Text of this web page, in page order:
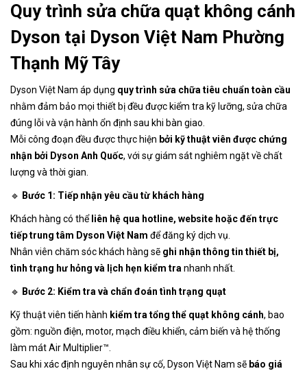
Quy trình sửa chữa quạt không cánh
Dyson tại Dyson Việt Nam Phường
Thạnh Mỹ Tây
Dyson Việt Nam áp dụng quy trình sửa chữa tiêu chuẩn toàn cầu
nhằm đảm bảo mọi thiết bị đều được kiểm tra kỹ lưỡng, sửa chữa
đúng lỗi và vận hành ổn định sau khi bàn giao.
Mỗi công đoạn đều được thực hiện bởi kỹ thuật viên được chứng
nhận bởi Dyson Anh Quốc, với sự giám sát nghiêm ngặt về chất
lượng và thời gian.
🔹 Bước 1: Tiếp nhận yêu cầu từ khách hàng
Khách hàng có thể liên hệ qua hotline, website hoặc đến trực
tiếp trung tâm Dyson Việt Nam để đăng ký dịch vụ.
Nhân viên chăm sóc khách hàng sẽ ghi nhận thông tin thiết bị,
tình trạng hư hỏng và lịch hẹn kiểm tranhanh nhất.
🔹 Bước 2: Kiểm tra và chẩn đoán tình trạng quạt
Kỹ thuật viên tiến hành kiểm tra tổng thể quạt không cánh, bao
gồm: nguồn điện, motor, mạch điều khiển, cảm biến và hệ thống
làm mát Air Multiplier™.
Sau khi xác định nguyên nhân sự cố, Dyson Việt Nam sẽ báo giá